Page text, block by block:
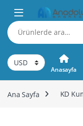
Skip to navigation
Skip to content
Ara:
Anasayfa
Ana Sayfa KD